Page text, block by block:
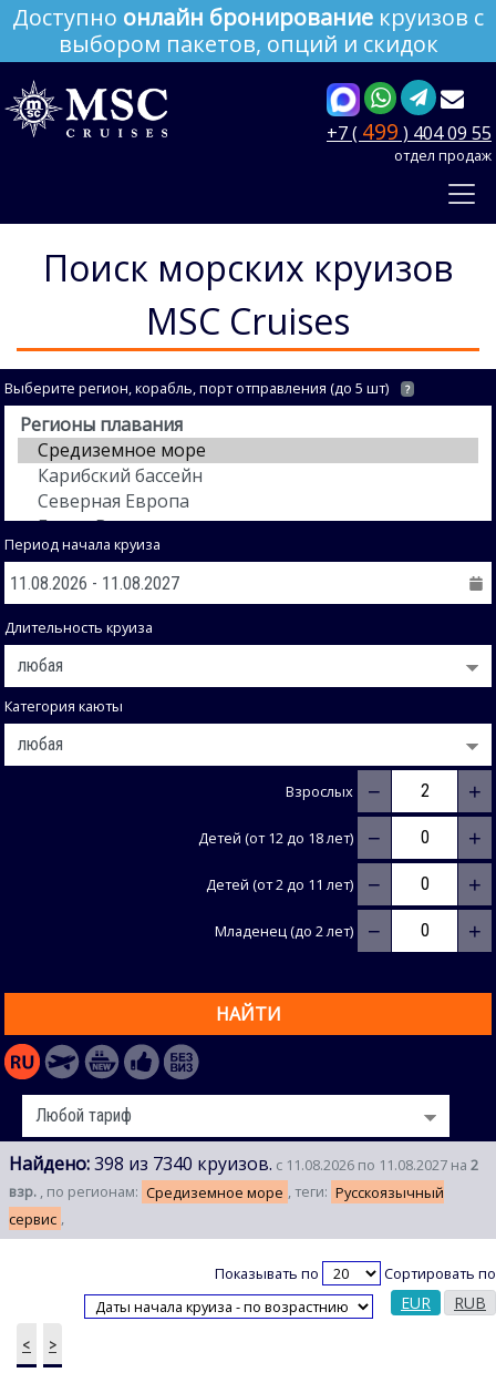
Доступно онлайн бронирование круизов с
выбором пакетов, опций и скидок
+7 ( 499 ) 404 09 55
отдел продаж
Поиск морских круизов
MSC Cruises
Выберите регион, корабль, порт отправления (до 5 шт) ?
Период начала круиза
Длительность круиза
Категория каюты
Взрослых − +
Детей (от 12 до 18 лет) − +
Детей (от 2 до 11 лет) − +
Младенец (до 2 лет) − +
НАЙТИ
Найдено:398 из 7340 круизов. с 11.08.2026 по 11.08.2027 на 2
взр. , по регионам: Средиземное море , теги: Русскоязычный
сервис ,
Показывать по Сортировать по
EUR
RUB
<
>